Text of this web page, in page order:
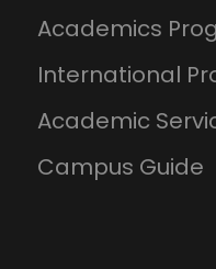
Academics
International
Academic
Campus Guide